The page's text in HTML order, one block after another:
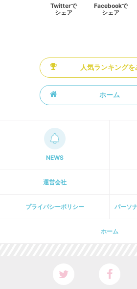
Twitterで
シェア
Facebookで
シェア
人気ランキングを
ホーム
NEWS
運営会社
プライパシーポリシー パーソ
ホーム